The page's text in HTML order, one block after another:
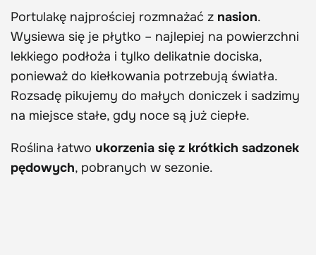
Portulakę najprościej rozmnażać z nasion.
Wysiewa się je płytko – najlepiej na powierzchni
lekkiego podłoża i tylko delikatnie dociska,
ponieważ do kiełkowania potrzebują światła.
Rozsadę pikujemy do małych doniczek i sadzimy
na miejsce stałe, gdy noce są już ciepłe.
Roślina łatwo ukorzenia się z krótkich sadzonek
pędowych, pobranych w sezonie.